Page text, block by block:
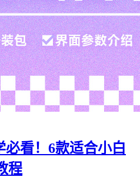
必看！6款适合小白
程